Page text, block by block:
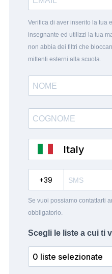
Verifica di aver inserito la tua
insegnante ed utilizzi la tua
non abbia dei filtri che
mittenti esterni alla scuola.
Italy
Se vuoi possiamo contattarti
obbligatorio.
Scegli le liste a cui ti
0 liste selezionate